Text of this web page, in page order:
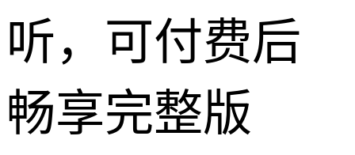
听，可付费后
畅享完整版